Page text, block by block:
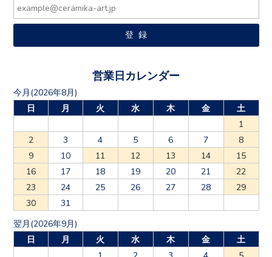
営業日カレンダー
今月(2026年8月)
日
月 火 水 木 金
土
1
2
3 4 5 6 7
8
9
10 11 12 13 14
15
16
17 18 19 20 21
22
23
24 25 26 27 28
29
30
31
翌月(2026年9月)
日
月 火 水 木 金
土
1
2 3 4
5